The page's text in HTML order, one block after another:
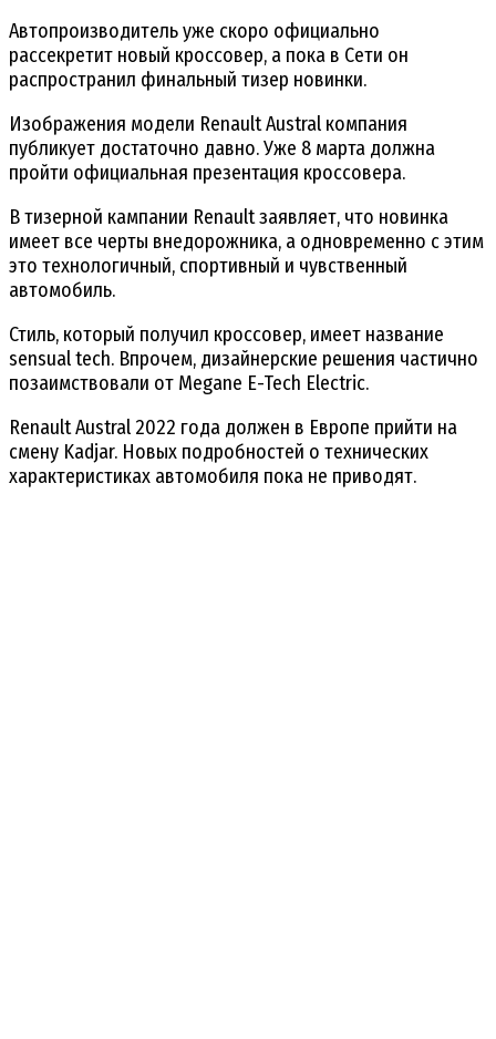
Автопроизводитель уже скоро официально
рассекретит новый кроссовер, а пока в Сети он
распространил финальный тизер новинки.
Изображения модели Renault Austral компания
публикует достаточно давно. Уже 8 марта должна
пройти официальная презентация кроссовера.
В тизерной кампании Renault заявляет, что новинка
имеет все черты внедорожника, а одновременно с этим
это технологичный, спортивный и чувственный
автомобиль.
Стиль, который получил кроссовер, имеет название
sensual tech. Впрочем, дизайнерские решения частично
позаимствовали от Megane E-Tech Electric.
Renault Austral 2022 года должен в Европе прийти на
смену Kadjar. Новых подробностей о технических
характеристиках автомобиля пока не приводят.